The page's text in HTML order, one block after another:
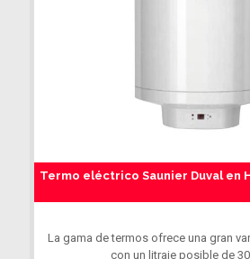
Termo eléctrico Saunier Duval en
La gama de termos ofrece una gran
con un litraje posible de